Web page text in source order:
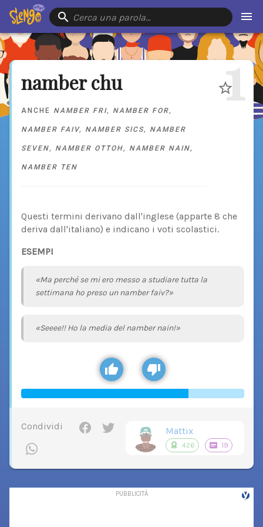
Cerca una parola…
namber chu
ANCHE NAMBER FRI, NAMBER FOR,
NAMBER FAIV, NAMBER SICS, NAMBER
SEVEN, NAMBER OTTOH, NAMBER NAIN,
NAMBER TEN
1
Questi termini derivano dall'inglese (apparte 8 che
deriva dall'italiano) e indicano i voti scolastici.
ESEMPI
«Ma perché se mi ero messo a studiare tutta la
settimana ho preso un namber faiv?»
«Seeee!! Ho la media del namber nain!»
Condividi Mattix
426 19